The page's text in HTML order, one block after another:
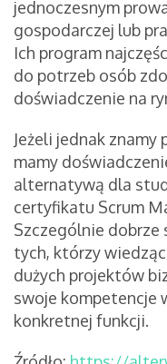
jednoczesnym
gospodarczej lub
Ich program
do potrzeb osób
doświadczenie na
Jeżeli jednak
mamy
alternatywą dla
certyfikatu Scrum
Szczególnie dobrze
tych, którzy
dużych projektów
swoje kompetencje
konkretnej funkcji.